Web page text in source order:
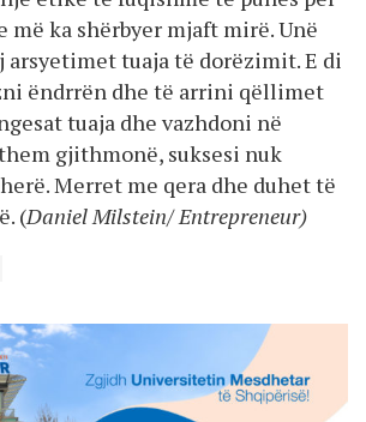
më ka shërbyer mjaft mirë. Unë
arsyetimet tuaja të dorëzimit. E di
ëndrrën dhe të arrini qëllimet
tuaja dhe vazhdoni në
gjithmonë, suksesi nuk
Merret me qera dhe duhet të
(Daniel Milstein/ Entrepreneur)